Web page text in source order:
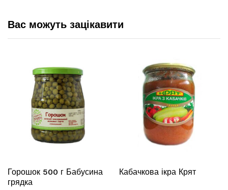
Вас можуть зацікавити
Горошок 500 г Бабусина
грядка
Кабачкова ікра Крят